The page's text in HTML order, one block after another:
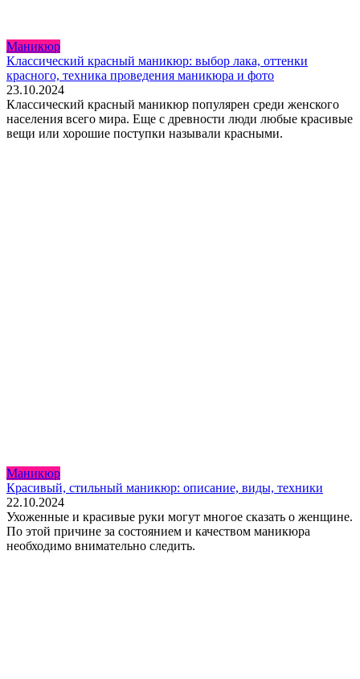
Маникюр
Классический красный маникюр: выбор лака, оттенки
красного, техника проведения маникюра и фото
23.10.2024
Классический красный маникюр популярен среди женского
населения всего мира. Еще с древности люди любые красивые
вещи или хорошие поступки называли красными.
Маникюр
Красивый, стильный маникюр: описание, виды, техники
22.10.2024
Ухоженные и красивые руки могут многое сказать о женщине.
По этой причине за состоянием и качеством маникюра
необходимо внимательно следить.